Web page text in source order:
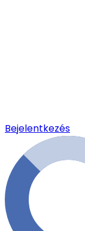
Bejelentkezés